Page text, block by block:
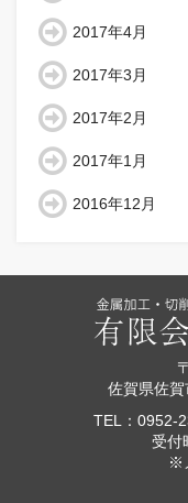
2017年4月
2017年3月
2017年2月
2017年1月
2016年12月
佐賀県佐
TEL：
受付
※